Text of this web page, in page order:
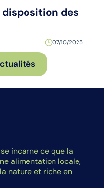
disposition des
07/10/2025
incarne ce que la
alimentation locale,
nature et riche en